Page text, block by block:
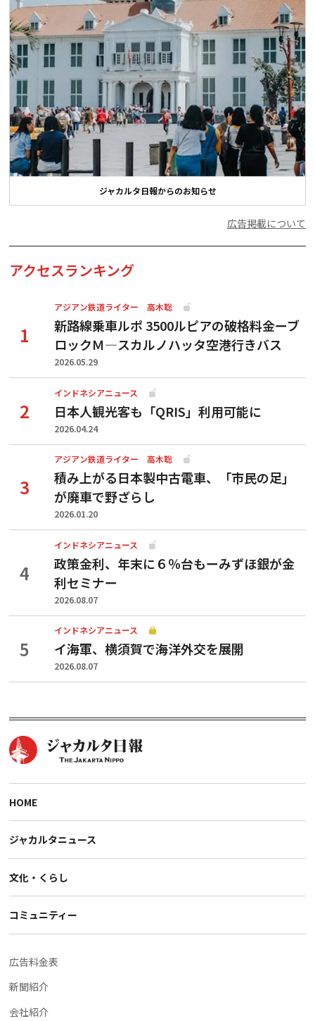
ジャカルタ日報からのお知らせ
広告掲載について
アクセスランキング
アジアン鉄道ライター 高木聡
新路線乗車ルポ 3500ルピアの破格料金ーブ
ロックＭ―スカルノハッタ空港行きバス
2026.05.29
インドネシアニュース
日本人観光客も「QRIS」利用可能に
2026.04.24
アジアン鉄道ライター 高木聡
積み上がる日本製中古電車、「市民の足」
が廃車で野ざらし
2026.01.20
インドネシアニュース
政策金利、年末に６％台もーみずほ銀が金
利セミナー
2026.08.07
インドネシアニュース
イ海軍、横須賀で海洋外交を展開
2026.08.07
HOME
ジャカルタニュース
文化・くらし
コミュニティー
広告料金表
新聞紹介
会社紹介